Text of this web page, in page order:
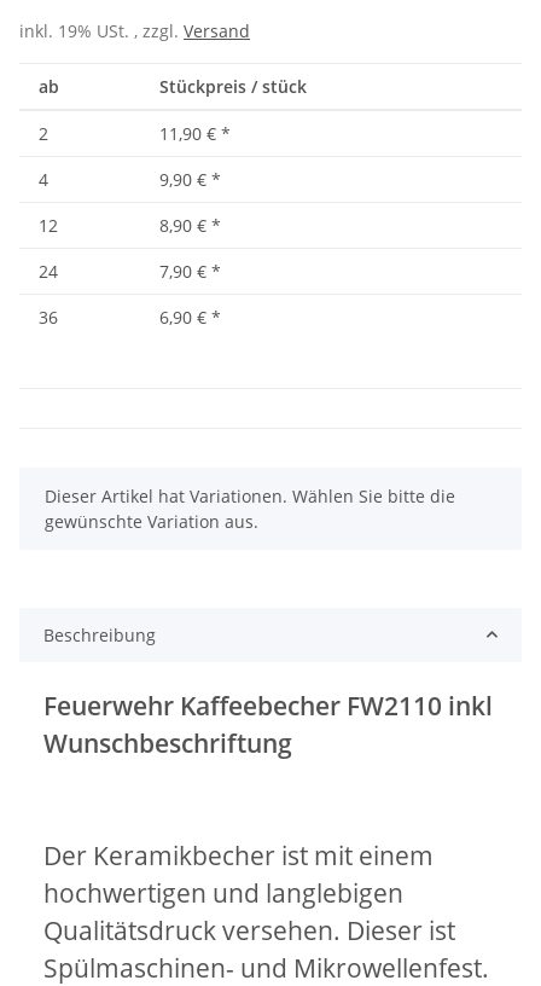
inkl. 19% USt. , zzgl. Versand
ab Stückpreis / stück
2 11,90 € *
4
9,90 € *
12
8,90 € *
24
7,90 € *
36
6,90 € *
x
Dieser Artikel hat Variationen. Wählen Sie bitte die
gewünschte Variation aus.
Beschreibung
Feuerwehr Kaffeebecher FW2110 inkl
Wunschbeschriftung
Der Keramikbecher ist mit einem
hochwertigen und langlebigen
Qualitätsdruck versehen. Dieser ist
Spülmaschinen- und Mikrowellenfest.